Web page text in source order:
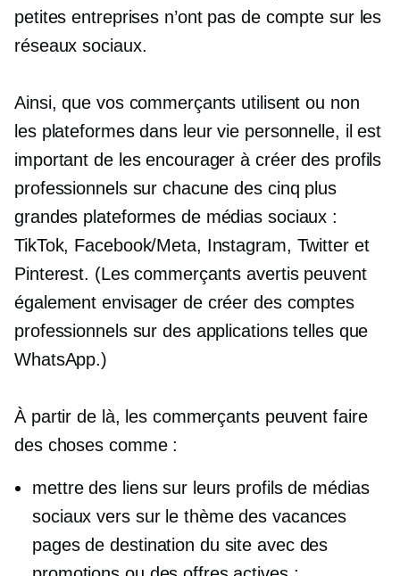
petites entreprises n’ont pas de compte sur les
réseaux sociaux.
Ainsi, que vos commerçants utilisent ou non
les plateformes dans leur vie personnelle, il est
important de les encourager à créer des profils
professionnels sur chacune des cinq plus
grandes plateformes de médias sociaux :
TikTok, Facebook/Meta, Instagram, Twitter et
Pinterest. (Les commerçants avertis peuvent
également envisager de créer des comptes
professionnels sur des applications telles que
WhatsApp.)
À partir de là, les commerçants peuvent faire
des choses comme :
mettre des liens sur leurs profils de médias
sociaux vers sur le thème des vacances
pages de destination du site avec des